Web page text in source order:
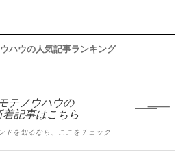
ハウの人気記事ランキング
テノウハウの
着記事はこちら
ドを知るなら、ここをチェック